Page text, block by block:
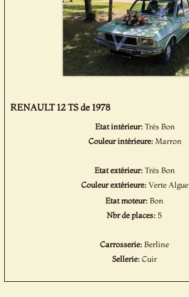
RENAULT 12 TS de 1978
Etat intérieur: Très Bon
Couleur intérieure: Marron
Etat extérieur:Très Bon
Couleur extérieure:Verte Algue
Etat moteur: Bon
Nbr de places: 5
Carrosserie: Berline
Sellerie: Cuir